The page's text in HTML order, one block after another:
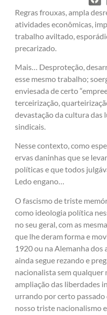
Regras frouxas, ampla
atividades econômicas,
trabalho aviltado,
precarizado.
Mais… Desproteção,
esse mesmo trabalho;
enviesada de certo
terceirização,
devastação da cultura das
sindicais.
Nesse contexto, como
ervas daninhas que se
políticas e que todos
Ledo engano…
O fascismo de triste
como ideologia política
no seu geral, com as
que lhe deram forma e
1920 ou na Alemanha dos
ainda segue rezando e
nacionalista sem qualquer
ampliação das liberdades
urrando por certo passado
nosso triste nacionalismo